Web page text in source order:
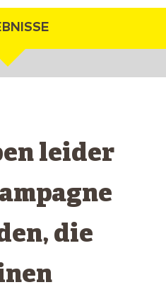
leider
die